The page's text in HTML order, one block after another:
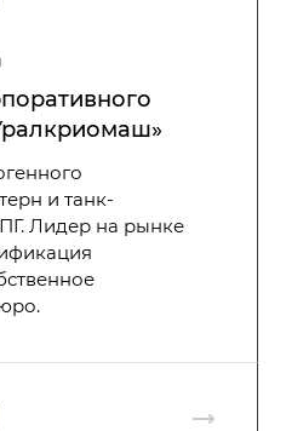
и танк-
Лидер на рынке